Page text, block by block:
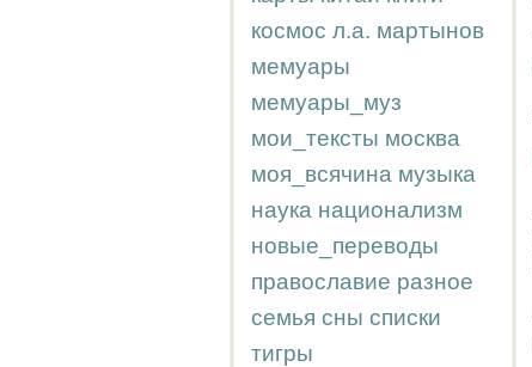
космос л.а. мартынов
мемуары
мемуары_муз
мои_тексты москва
моя_всячина музыка
наука национализм
новые_переводы
православие разное
семья сны списки
тигры